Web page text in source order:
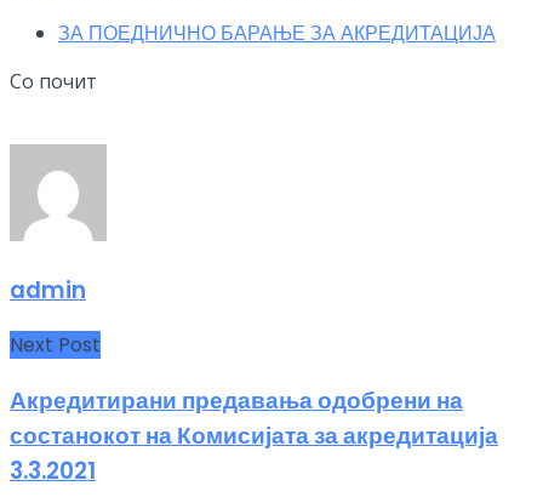
ЗА ПОЕДНИЧНО БАРАЊЕ ЗА АКРЕДИТАЦИЈА
Со почит
admin
Next Post
Акредитирани предавања одобрени на
состанокот на Комисијата за акредитација
3.3.2021